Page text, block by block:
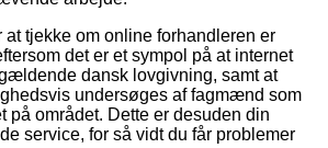
at tjekke om online forhandleren er
det er et sympol på at internet
dansk lovgivning, samt at
undersøges af fagmænd som
på området. Dette er desuden din
service, for så vidt du får problemer